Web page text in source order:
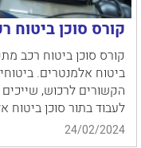
קורס סוכן ביטוח
קורס סוכן ביטוח רכב
ביטוח אלמנטרים.
הקשורים לרכוש,
לעבוד בתור סוכן ביטוח
24/02/2024